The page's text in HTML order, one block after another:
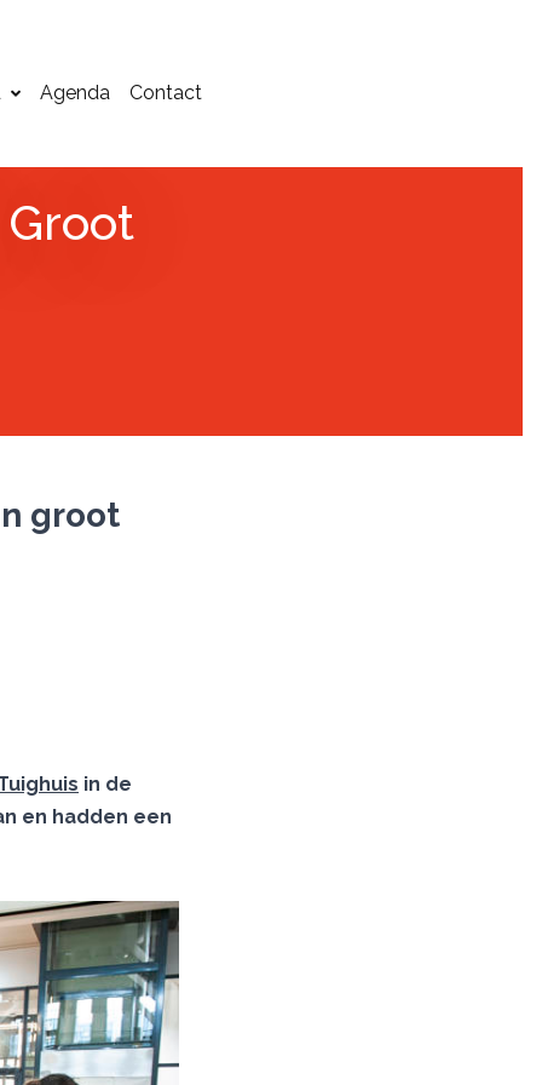
Agenda Contact
groot
in de
en hadden een